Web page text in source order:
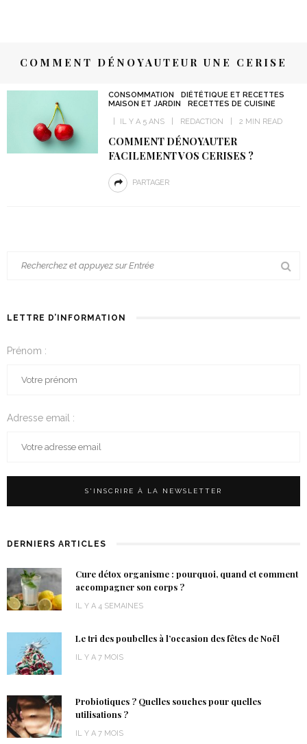
COMMENT DÉNOYAUTEUR UNE CERISE
CONSOMMATION
DIÉTÉTIQUE ET RECETTES
MAISON ET JARDIN
RECETTES DE CUISINE
IL Y A 5 ANS
REDACTION 2 MIN READ
COMMENT DÉNOYAUTER
FACILEMENT VOS CERISES ?
PARTAGER
LETTRE D’INFORMATION
Prénom :
Adresse email :
DERNIERS ARTICLES
Cure détox organisme : pourquoi, quand et comment
accompagner son corps ?
IL Y A 4 SEMAINES
Le tri des poubelles à l’occasion des fêtes de Noël
IL Y A 7 MOIS
Probiotiques ? Quelles souches pour quelles
utilisations ?
IL Y A 7 MOIS